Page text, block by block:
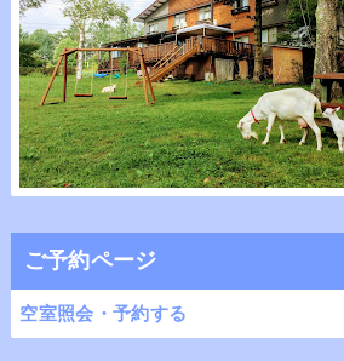
ご予約ページ
空室照会・予約する